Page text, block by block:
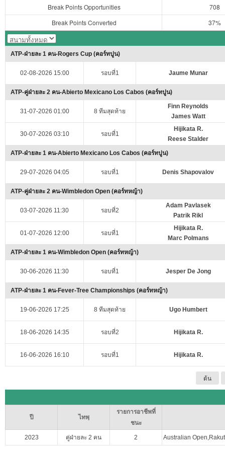
Break Points Opportunities
708
Break Points Converted
37%
ATP-ฝ่ายละ 1 คน-Rogers Cup (คอร์ทปูน)
02-08-2026 15:00 รอบที่1 Jaume Munar
ATP-คู่ฝ่ายละ 2 คน-Abierto Mexicano Los Cabos (คอร์ทปูน)
31-07-2026 01:00 8 ทีมสุดท้าย
Finn Reynolds
James Watt
30-07-2026 03:10 รอบที่1
Hijikata R.
Reese Stalder
ATP-ฝ่ายละ 1 คน-Abierto Mexicano Los Cabos (คอร์ทปูน)
29-07-2026 04:05 รอบที่1 Denis Shapovalov
ATP-คู่ฝ่ายละ 2 คน-Wimbledon Open (คอร์ทหญ้า)
03-07-2026 11:30 รอบที่2
Adam Pavlasek
Patrik Rikl
01-07-2026 12:00 รอบที่1
Hijikata R.
Marc Polmans
ATP-ฝ่ายละ 1 คน-Wimbledon Open (คอร์ทหญ้า)
30-06-2026 11:30 รอบที่1 Jesper De Jong
ATP-ฝ่ายละ 1 คน-Fever-Tree Championships (คอร์ทหญ้า)
19-06-2026 17:25 8 ทีมสุดท้าย Ugo Humbert
18-06-2026 14:35 รอบที่2 Hijikata R.
16-06-2026 16:10 รอบที่1 Hijikata R.
ต้น
ปี ไทพฺ
รายการอาชีพที่
ชนะ
2023 คู่ฝ่ายละ 2 คน 2 Australian